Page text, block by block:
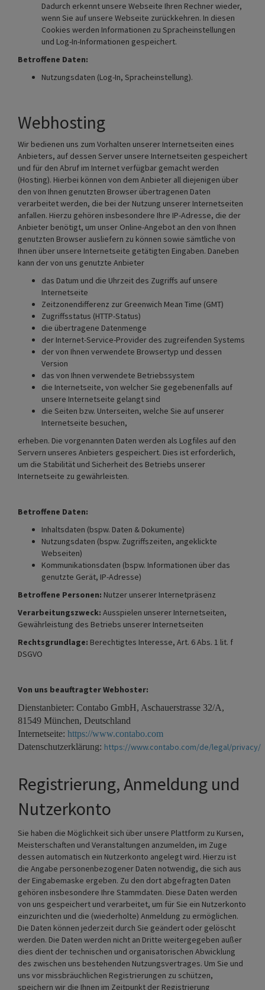
Dadurch erkennt unsere Webseite Ihren Rechner wieder,
wenn Sie auf unsere Webseite zurückkehren. In diesen
Cookies werden Informationen zu Spracheinstellungen
und Log-In-Informationen gespeichert.
Betroffene Daten:
Nutzungsdaten (Log-In, Spracheinstellung).
Webhosting
Wir bedienen uns zum Vorhalten unserer Internetseiten eines
Anbieters, auf dessen Server unsere Internetseiten gespeichert
und für den Abruf im Internet verfügbar gemacht werden
(Hosting). Hierbei können von dem Anbieter all diejenigen über
den von Ihnen genutzten Browser übertragenen Daten
verarbeitet werden, die bei der Nutzung unserer Internetseiten
anfallen. Hierzu gehören insbesondere Ihre IP-Adresse, die der
Anbieter benötigt, um unser Online-Angebot an den von Ihnen
genutzten Browser ausliefern zu können sowie sämtliche von
Ihnen über unsere Internetseite getätigten Eingaben. Daneben
kann der von uns genutzte Anbieter
das Datum und die Uhrzeit des Zugriffs auf unsere
Internetseite
Zeitzonendifferenz zur Greenwich Mean Time (GMT)
Zugriffsstatus (HTTP-Status)
die übertragene Datenmenge
der Internet-Service-Provider des zugreifenden Systems
der von Ihnen verwendete Browsertyp und dessen
Version
das von Ihnen verwendete Betriebssystem
die Internetseite, von welcher Sie gegebenenfalls auf
unsere Internetseite gelangt sind
die Seiten bzw. Unterseiten, welche Sie auf unserer
Internetseite besuchen,
erheben. Die vorgenannten Daten werden als Logfiles auf den
Servern unseres Anbieters gespeichert. Dies ist erforderlich,
um die Stabilität und Sicherheit des Betriebs unserer
Internetseite zu gewährleisten.
Betroffene Daten:
Inhaltsdaten (bspw. Daten & Dokumente)
Nutzungsdaten (bspw. Zugriffszeiten, angeklickte
Webseiten)
Kommunikationsdaten (bspw. Informationen über das
genutzte Gerät, IP-Adresse)
Betroffene Personen: Nutzer unserer Internetpräsenz
Verarbeitungszweck: Ausspielen unserer Internetseiten,
Gewährleistung des Betriebs unserer Internetseiten
Rechtsgrundlage: Berechtigtes Interesse, Art. 6 Abs. 1 lit. f
DSGVO
Von uns beauftragter Webhoster:
Dienstanbieter: Contabo GmbH, Aschauerstrasse 32/A,
81549 München, Deutschland
Internetseite: https://www.contabo.com
Datenschutzerklärung: https://www.contabo.com/de/legal/privacy/
Registrierung, Anmeldung und
Nutzerkonto
Sie haben die Möglichkeit sich über unsere Plattform zu Kursen,
Meisterschaften und Veranstaltungen anzumelden, im Zuge
dessen automatisch ein Nutzerkonto angelegt wird. Hierzu ist
die Angabe personenbezogener Daten notwendig, die sich aus
der Eingabemaske ergeben. Zu den dort abgefragten Daten
gehören insbesondere Ihre Stammdaten. Diese Daten werden
von uns gespeichert und verarbeitet, um für Sie ein Nutzerkonto
einzurichten und die (wiederholte) Anmeldung zu ermöglichen.
Die Daten können jederzeit durch Sie geändert oder gelöscht
werden. Die Daten werden nicht an Dritte weitergegeben außer
dies dient der technischen und organisatorischen Abwicklung
des zwischen uns bestehenden Nutzungsvertrages. Um Sie und
uns vor missbräuchlichen Registrierungen zu schützen,
speichern wir die Ihnen im Zeitpunkt der Registrierung